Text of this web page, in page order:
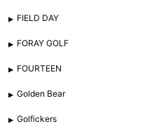
FIELD DAY
FORAY GOLF
FOURTEEN
Golden Bear
Golfickers